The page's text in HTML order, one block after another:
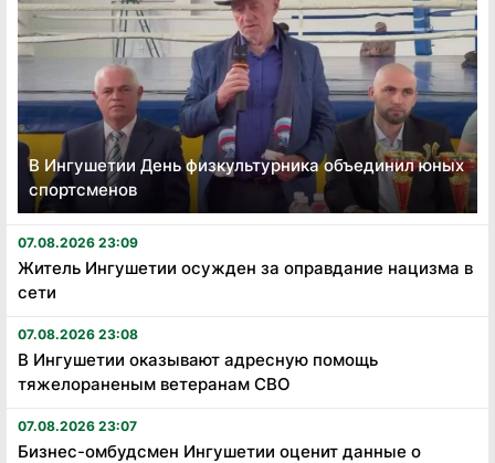
В Ингушетии День физкультурника объединил юных
спортсменов
07.08.2026 23:09
Житель Ингушетии осужден за оправдание нацизма в
сети
07.08.2026 23:08
В Ингушетии оказывают адресную помощь
тяжелораненым ветеранам СВО
07.08.2026 23:07
Бизнес-омбудсмен Ингушетии оценит данные о